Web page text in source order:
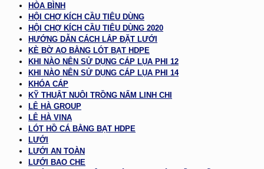
HÒA BÌNH
HỘI CHỢ KÍCH CẦU TIÊU DÙNG
HỘI CHỢ KÍCH CẦU TIÊU DÙNG 2020
HƯỚNG DẪN CÁCH LẮP ĐẶT LƯỚI
KÈ BỜ AO BẰNG LÓT BẠT HDPE
KHI NÀO NÊN SỬ DỤNG CÁP LỤA PHI 12
KHI NÀO NÊN SỬ DỤNG CÁP LỤA PHI 14
KHÓA CÁP
KỸ THUẬT NUÔI TRỒNG NẤM LINH CHI
LÊ HÀ GROUP
LÊ HÀ VINA
LÓT HỒ CÁ BẰNG BẠT HDPE
LƯỚI
LƯỚI AN TOÀN
LƯỚI BAO CHE